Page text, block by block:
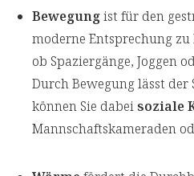
Bewegungist für den
moderne Entsprechung
ob Spaziergänge, Joggen
Durch Bewegung lässt der
können Sie dabeisoziale
Mannschaftskameraden